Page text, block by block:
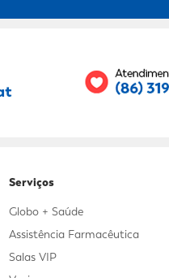
Serviços
Globo + Saúde
Assistência Farmacêutica
Salas VIP